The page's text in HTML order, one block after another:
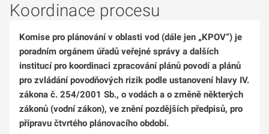
Koordinace procesu
Komise pro plánování v oblasti vod (dále jen „KPOV“) je
poradním orgánem úřadů veřejné správy a dalších
institucí pro koordinaci zpracování plánů povodí a plánů
pro zvládání povodňových rizik podle ustanovení hlavy IV.
zákona č. 254/2001 Sb., o vodách a o změně některých
zákonů (vodní zákon), ve znění pozdějších předpisů, pro
přípravu čtvrtého plánovacího období.